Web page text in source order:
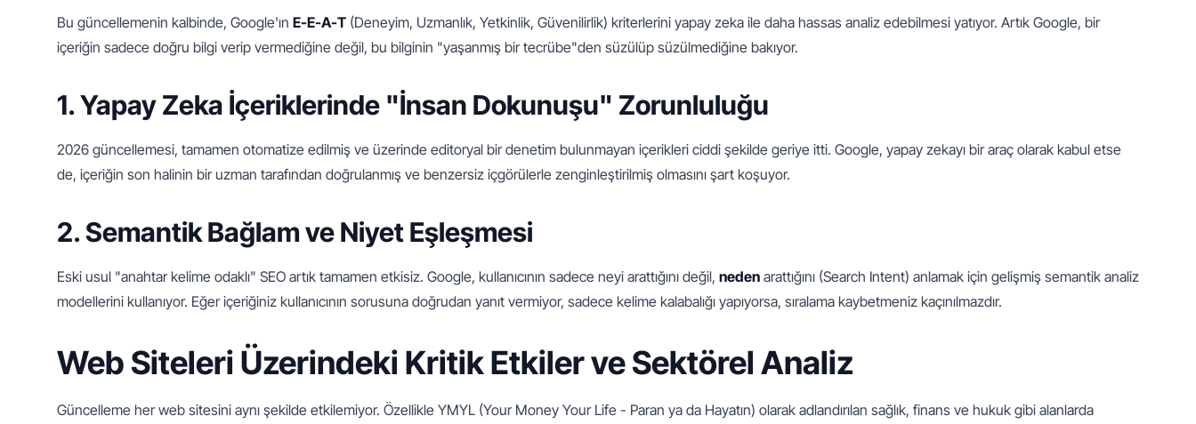
Bu güncellemenin kalbinde, Google'ın E-E-A-T (Deneyim, Uzmanlık, Yetkinlik, Güvenilirlik) kriterlerini yapay zeka ile daha hassas analiz edebilmesi yatıyor. Artık Google, bir
içeriğin sadece doğru bilgi verip vermediğine değil, bu bilginin "yaşanmış bir tecrübe"den süzülüp süzülmediğine bakıyor.
1. Yapay Zeka İçeriklerinde "İnsan Dokunuşu" Zorunluluğu
2026 güncellemesi, tamamen otomatize edilmiş ve üzerinde editoryal bir denetim bulunmayan içerikleri ciddi şekilde geriye itti. Google, yapay zekayı bir araç olarak kabul etse
de, içeriğin son halinin bir uzman tarafından doğrulanmış ve benzersiz içgörülerle zenginleştirilmiş olmasını şart koşuyor.
2. Semantik Bağlam ve Niyet Eşleşmesi
Eski usul "anahtar kelime odaklı" SEO artık tamamen etkisiz. Google, kullanıcının sadece neyi arattığını değil, neden arattığını (Search Intent) anlamak için gelişmiş semantik analiz
modellerini kullanıyor. Eğer içeriğiniz kullanıcının sorusuna doğrudan yanıt vermiyor, sadece kelime kalabalığı yapıyorsa, sıralama kaybetmeniz kaçınılmazdır.
Web Siteleri Üzerindeki Kritik Etkiler ve Sektörel Analiz
Güncelleme her web sitesini aynı şekilde etkilemiyor. Özellikle YMYL (Your Money Your Life - Paran ya da Hayatın) olarak adlandırılan sağlık, finans ve hukuk gibi alanlarda